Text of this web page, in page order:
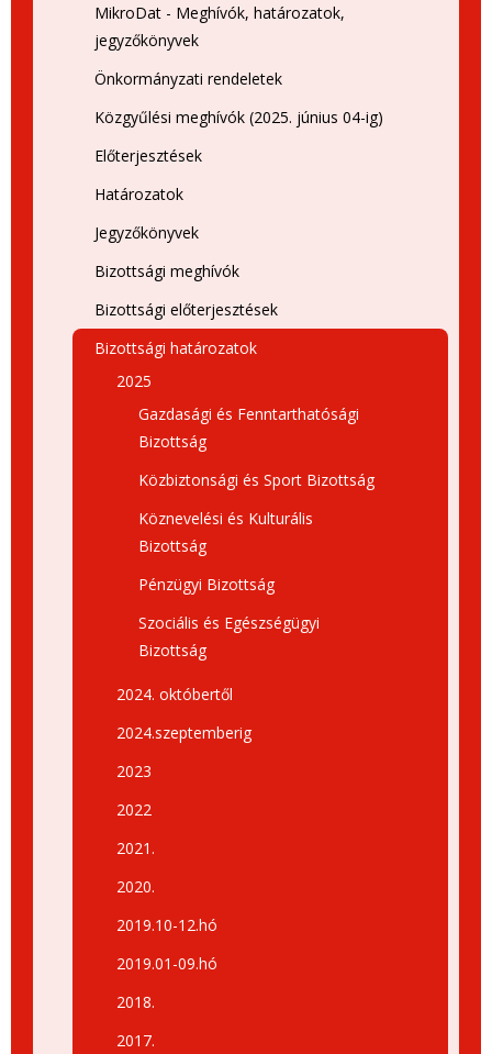
MikroDat - Meghívók, határozatok,
jegyzőkönyvek
Önkormányzati rendeletek
Közgyűlési meghívók (2025. június 04-ig)
Előterjesztések
Határozatok
Jegyzőkönyvek
Bizottsági meghívók
Bizottsági előterjesztések
Bizottsági határozatok
2025
Gazdasági és Fenntarthatósági
Bizottság
Közbiztonsági és Sport Bizottság
Köznevelési és Kulturális
Bizottság
Pénzügyi Bizottság
Szociális és Egészségügyi
Bizottság
2024. októbertől
2024.szeptemberig
2023
2022
2021.
2020.
2019.10-12.hó
2019.01-09.hó
2018.
2017.